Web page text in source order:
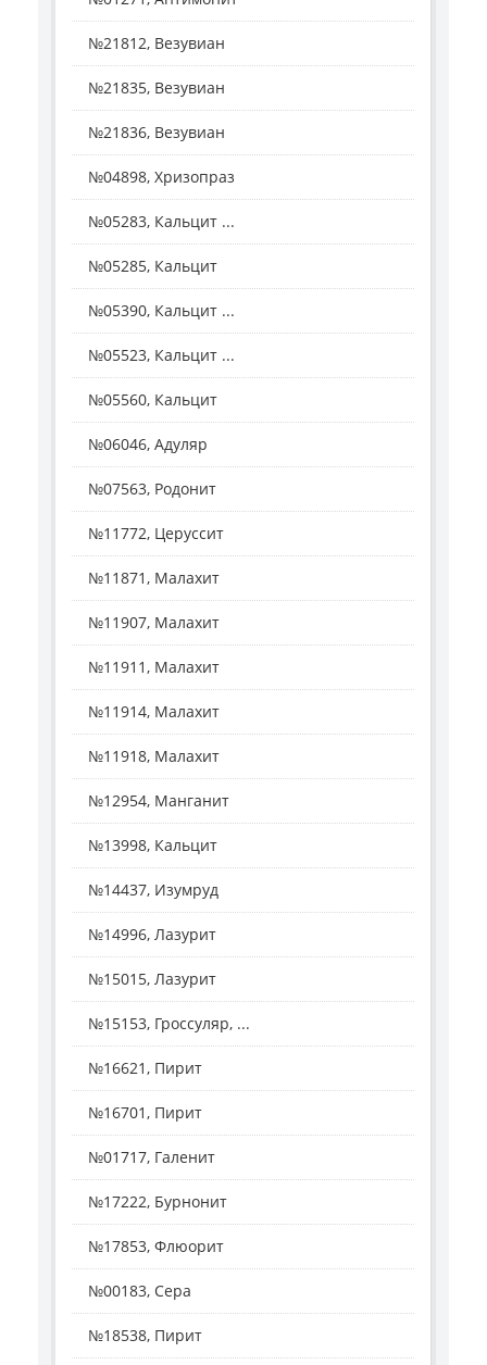
№21812, Везувиан
№21835, Везувиан
№21836, Везувиан
№04898, Хризопраз
№05283, Кальцит ...
№05285, Кальцит
№05390, Кальцит ...
№05523, Кальцит ...
№05560, Кальцит
№06046, Адуляр
№07563, Родонит
№11772, Церуссит
№11871, Малахит
№11907, Малахит
№11911, Малахит
№11914, Малахит
№11918, Малахит
№12954, Манганит
№13998, Кальцит
№14437, Изумруд
№14996, Лазурит
№15015, Лазурит
№15153, Гроссуляр, ...
№16621, Пирит
№16701, Пирит
№01717, Галенит
№17222, Бурнонит
№17853, Флюорит
№00183, Сера
№18538, Пирит